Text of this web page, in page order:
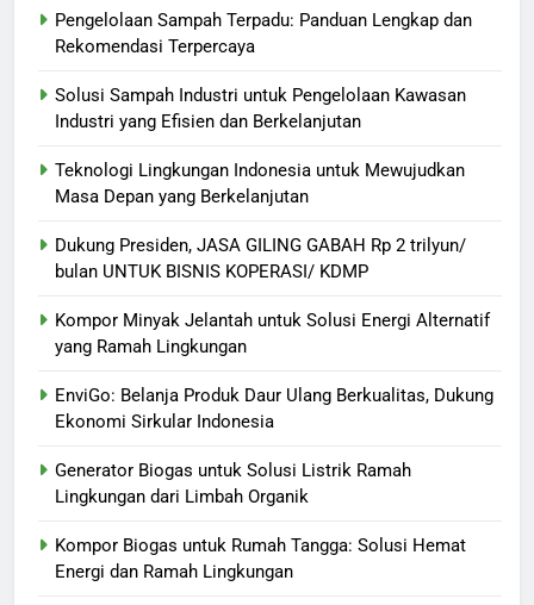
Pengelolaan Sampah Terpadu: Panduan Lengkap dan
Rekomendasi Terpercaya
Solusi Sampah Industri untuk Pengelolaan Kawasan
Industri yang Efisien dan Berkelanjutan
Teknologi Lingkungan Indonesia untuk Mewujudkan
Masa Depan yang Berkelanjutan
Dukung Presiden, JASA GILING GABAH Rp 2 trilyun/
bulan UNTUK BISNIS KOPERASI/ KDMP
Kompor Minyak Jelantah untuk Solusi Energi Alternatif
yang Ramah Lingkungan
EnviGo: Belanja Produk Daur Ulang Berkualitas, Dukung
Ekonomi Sirkular Indonesia
Generator Biogas untuk Solusi Listrik Ramah
Lingkungan dari Limbah Organik
Kompor Biogas untuk Rumah Tangga: Solusi Hemat
Energi dan Ramah Lingkungan